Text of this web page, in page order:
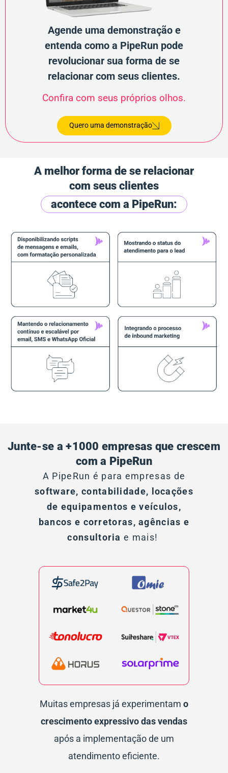
Agende uma demonstração e
entenda como a PipeRun pode
revolucionar sua forma de se
relacionar com seus clientes.
Confira com seus próprios olhos.
Quero uma demonstração
A melhor forma de se relacionar
com seus clientes
acontece com a PipeRun:
Junte-se a +1000 empresas que crescem
com a PipeRun
A PipeRun é para empresas de
software, contabilidade, locações
de equipamentos e veículos,
bancos e corretoras, agências e
consultoriae mais!
Muitas empresas já experimentam o
crescimento expressivo das vendas
após a implementação de um
atendimento eficiente.